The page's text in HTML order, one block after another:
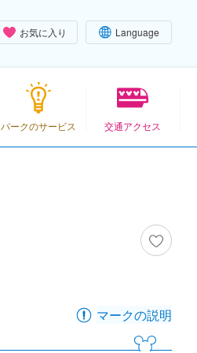
お気に入り Language
パークのサービス 交通アクセス
マークの説明